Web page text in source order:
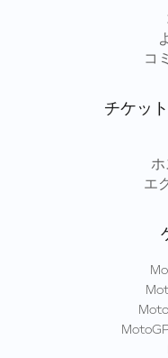
コ
チケッ
ホ
エ